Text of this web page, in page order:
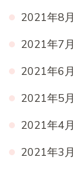
2021年8月
2021年7月
2021年6月
2021年5月
2021年4月
2021年3月